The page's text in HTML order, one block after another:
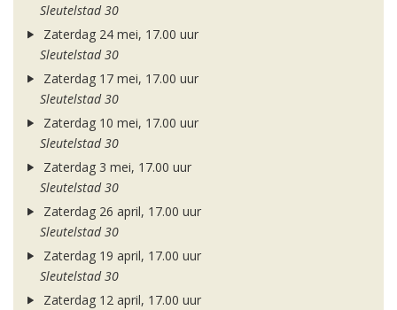
Sleutelstad 30
Zaterdag 24 mei, 17.00 uur
Sleutelstad 30
Zaterdag 17 mei, 17.00 uur
Sleutelstad 30
Zaterdag 10 mei, 17.00 uur
Sleutelstad 30
Zaterdag 3 mei, 17.00 uur
Sleutelstad 30
Zaterdag 26 april, 17.00 uur
Sleutelstad 30
Zaterdag 19 april, 17.00 uur
Sleutelstad 30
Zaterdag 12 april, 17.00 uur